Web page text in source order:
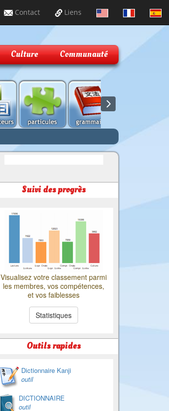
Contact Liens
Culture Communauté
Suivi des progrès
Visualisez votre classement parmi
les membres, vos compétences,
et vos faiblesses
Statistiques
Outils rapides
Dictionnaire Kanji
outil
DICTIONNAIRE
outil